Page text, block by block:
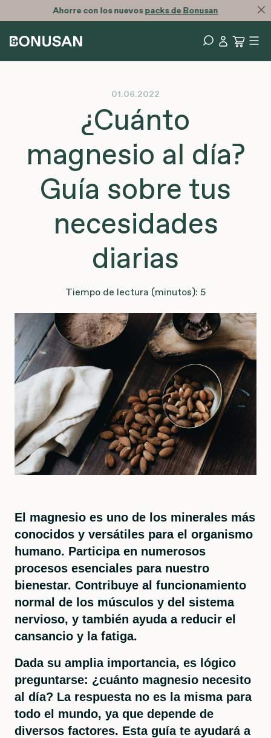
Ahorre con los nuevospacks de Bonusan
01.06.2022
¿Cuánto
magnesio al día?
Guía sobre tus
necesidades
diarias
Tiempo de lectura (minutos): 5
El magnesio es uno de los minerales más
conocidos y versátiles para el organismo
humano. Participa en numerosos
procesos esenciales para nuestro
bienestar. Contribuye al funcionamiento
normal de los músculos y del sistema
nervioso, y también ayuda a reducir el
cansancio y la fatiga.
Dada su amplia importancia, es lógico
preguntarse: ¿cuánto magnesio necesito
al día? La respuesta no es la misma para
todo el mundo, ya que depende de
diversos factores. Esta guía te ayudará a